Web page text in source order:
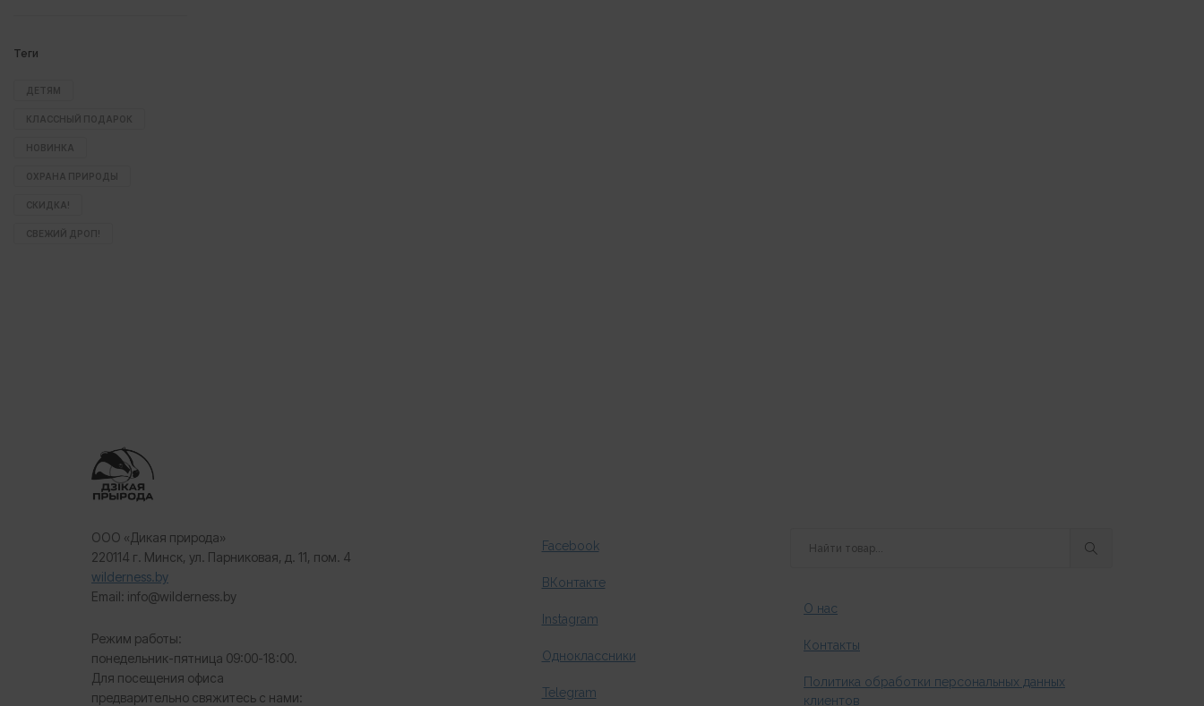
Теги
ДЕТЯМ
КЛАССНЫЙ ПОДАРОК
НОВИНКА
ОХРАНА ПРИРОДЫ
СКИДКА!
СВЕЖИЙ ДРОП!
ООО «Дикая природа»
220114 г. Минск, ул. Парниковая, д. 11, пом. 4
wilderness.by
Email: info@wilderness.by
Режим работы:
понедельник-пятница 09:00-18:00.
Для посещения офиса
предварительно свяжитесь с нами:
Facebook
ВКонтакте
Instagram
Одноклассники
Telegram
О нас
Контакты
Политика обработки персональных данных
клиентов